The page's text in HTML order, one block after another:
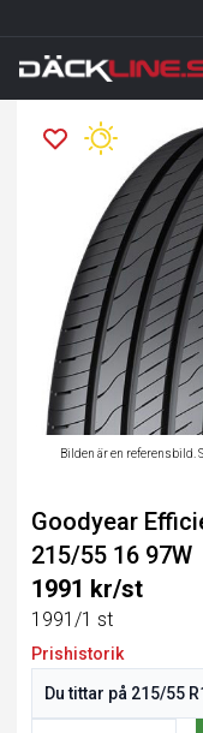
Bilden är en referensbild.
Goodyear
215/55 16 97W
1991 kr/st
1991/1 st
Prishistorik